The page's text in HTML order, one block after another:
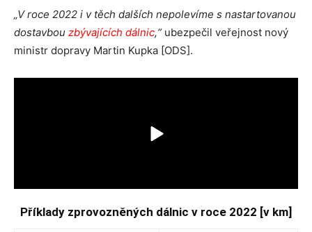
„V roce 2022 i v těch dalších nepolevíme s nastartovanou
dostavbou zbývajících dálnic,“ ubezpečil veřejnost nový
ministr dopravy Martin Kupka [ODS].
Příklady zprovozněných dálnic v roce 2022 [v km]